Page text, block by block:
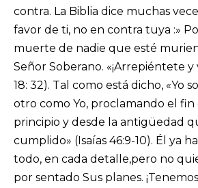
contra. La Biblia dice muchas
favor de ti, no en contra tuya :»
muerte de nadie que esté
Señor Soberano. «¡Arrepiéntete y
18: 32). Tal como está dicho, «Yo
otro como Yo, proclamando el fin
principio y desde la antigüedad
cumplido» (Isaías 46:9-10). Él ya
todo, en cada detalle,pero no
por sentado Sus planes.